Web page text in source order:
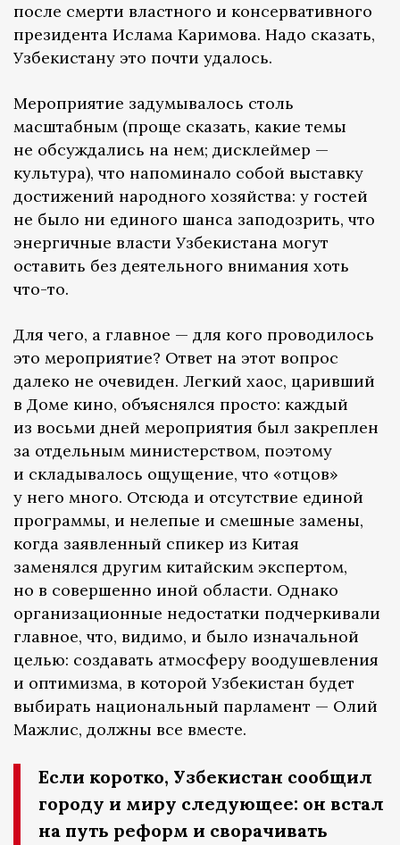
после смерти властного и консервативного
президента Ислама Каримова. Надо сказать,
Узбекистану это почти удалось.
Мероприятие задумывалось столь
масштабным (проще сказать, какие темы
не обсуждались на нем; дисклеймер —
культура), что напоминало собой выставку
достижений народного хозяйства: у гостей
не было ни единого шанса заподозрить, что
энергичные власти Узбекистана могут
оставить без деятельного внимания хоть
что-то.
Для чего, а главное — для кого проводилось
это мероприятие? Ответ на этот вопрос
далеко не очевиден. Легкий хаос, царивший
в Доме кино, объяснялся просто: каждый
из восьми дней мероприятия был закреплен
за отдельным министерством, поэтому
и складывалось ощущение, что «отцов»
у него много. Отсюда и отсутствие единой
программы, и нелепые и смешные замены,
когда заявленный спикер из Китая
заменялся другим китайским экспертом,
но в совершенно иной области. Однако
организационные недостатки подчеркивали
главное, что, видимо, и было изначальной
целью: создавать атмосферу воодушевления
и оптимизма, в которой Узбекистан будет
выбирать национальный парламент — Олий
Мажлис, должны все вместе.
Если коротко, Узбекистан сообщил
городу и миру следующее: он встал
на путь реформ и сворачивать